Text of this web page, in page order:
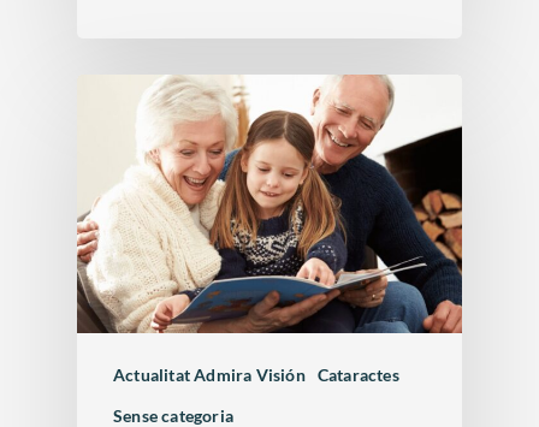
Actualitat Admira Visión Cataractes
Sense categoria